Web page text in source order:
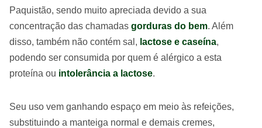
Paquistão, sendo muito apreciada devido a sua
concentração das chamadas gorduras do bem. Além
disso, também não contém sal, lactose e caseína,
podendo ser consumida por quem é alérgico a esta
proteína ou intolerância a lactose.
Seu uso vem ganhando espaço em meio às refeições,
substituindo a manteiga normal e demais cremes,